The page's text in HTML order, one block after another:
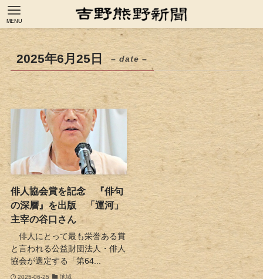
MENU
2025年6月25日 – date –
俳人協会賞を記念 『俳句
の深層』を出版 「運河」
主宰の谷口さん
俳人にとって最も栄誉ある賞
と言われる公益財団法人・俳人
協会が選定する「第64...
2025-06-25 地域